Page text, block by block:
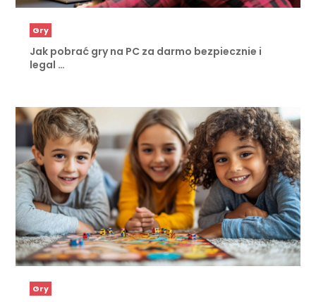
Gry
Jak pobrać gry na PC za darmo bezpiecznie i
legal …
Gry